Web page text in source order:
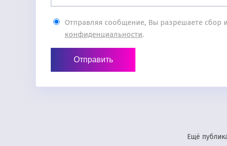
Отправляя сообщение, Вы разрешаете сбор
конфиденциальности.
Ещё